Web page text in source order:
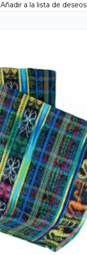
Añadir a la lista de deseos